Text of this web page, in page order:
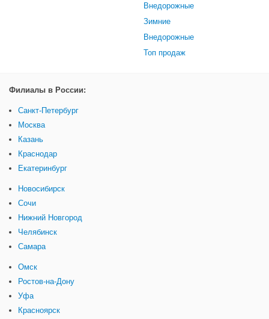
Внедорожные
Зимние
Внедорожные
Топ продаж
Филиалы в России:
Санкт-Петербург
Москва
Казань
Краснодар
Екатеринбург
Новосибирск
Сочи
Нижний Новгород
Челябинск
Самара
Омск
Ростов-на-Дону
Уфа
Красноярск